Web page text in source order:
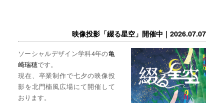
映像投影「綴る星空」開催中｜2026.07.07
ソーシャルデザイン学科4年の亀
崎瑞穂です。
現在、卒業制作で七夕の映像投
影を北門楠風広場にて開催して
おります。